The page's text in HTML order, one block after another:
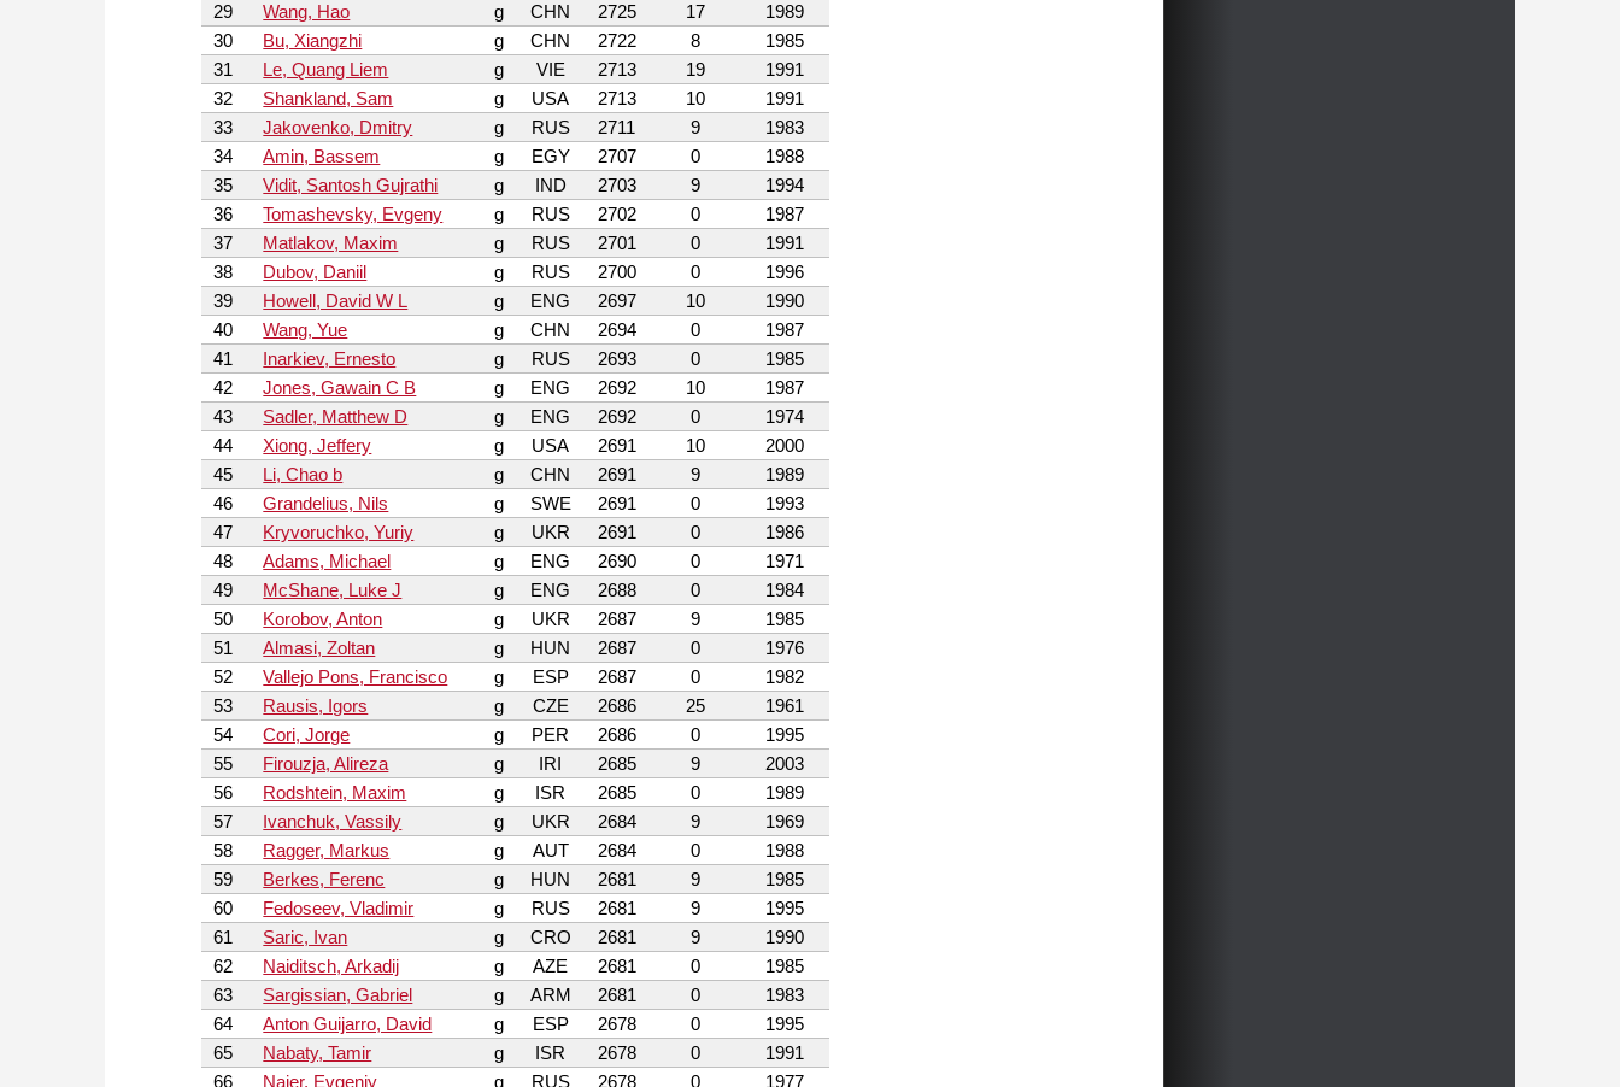
29
Wang, Hao g CHN 2725 17
1989
30
Bu, Xiangzhi g CHN 2722 8
1985
31
Le, Quang Liem g VIE 2713 19
1991
32
Shankland, Sam g USA 2713 10
1991
33
Jakovenko, Dmitry g RUS 2711 9
1983
34
Amin, Bassem g EGY 2707 0
1988
35
Vidit, Santosh Gujrathi g IND 2703 9
1994
36
Tomashevsky, Evgeny g RUS 2702 0
1987
37
Matlakov, Maxim g RUS 2701 0
1991
38
Dubov, Daniil g RUS 2700 0
1996
39
Howell, David W L g ENG 2697 10
1990
40
Wang, Yue g CHN 2694 0
1987
41
Inarkiev, Ernesto g RUS 2693 0
1985
42
Jones, Gawain C B g ENG 2692 10
1987
43
Sadler, Matthew D g ENG 2692 0
1974
44
Xiong, Jeffery g USA 2691 10
2000
45
Li, Chao b g CHN 2691 9
1989
46
Grandelius, Nils g SWE 2691 0
1993
47
Kryvoruchko, Yuriy g UKR 2691 0
1986
48
Adams, Michael g ENG 2690 0
1971
49
McShane, Luke J g ENG 2688 0
1984
50
Korobov, Anton g UKR 2687 9
1985
51
Almasi, Zoltan g HUN 2687 0
1976
52
Vallejo Pons, Francisco g ESP 2687 0
1982
53
Rausis, Igors g CZE 2686 25
1961
54
Cori, Jorge g PER 2686 0
1995
55
Firouzja, Alireza g IRI 2685 9
2003
56
Rodshtein, Maxim g ISR 2685 0
1989
57
Ivanchuk, Vassily g UKR 2684 9
1969
58
Ragger, Markus g AUT 2684 0
1988
59
Berkes, Ferenc g HUN 2681 9
1985
60
Fedoseev, Vladimir g RUS 2681 9
1995
61
Saric, Ivan g CRO 2681 9
1990
62
Naiditsch, Arkadij g AZE 2681 0
1985
63
Sargissian, Gabriel g ARM 2681 0
1983
64
Anton Guijarro, David g ESP 2678 0
1995
65
Nabaty, Tamir g ISR 2678 0
1991
66
Najer, Evgeniy g RUS 2678 0 1977